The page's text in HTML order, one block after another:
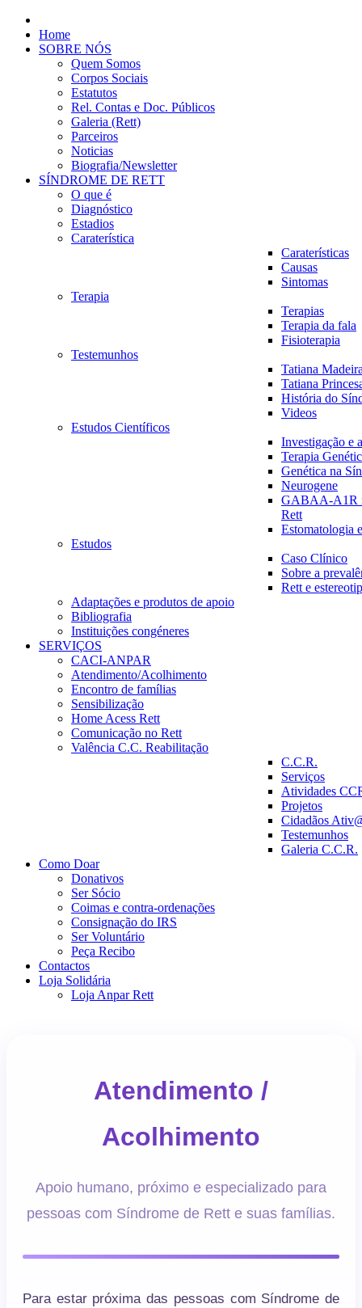
Home
SOBRE NÓS
Quem Somos
Corpos Sociais
Estatutos
Rel. Contas e Doc. Públicos
Galeria (Rett)
Parceiros
Noticias
Biografia/Newsletter
SÍNDROME DE RETT
O que é
Diagnóstico
Estadios
Caraterística
Caraterísticas
Causas
Sintomas
Terapia
Terapias
Terapia da fala
Fisioterapia
Testemunhos
Tatiana
Tatiana
História do
Videos
Estudos Científicos
Investigação e
Terapia
Genética na
Neurogene
GABAA-A1R
Rett
Estomatologia
Estudos
Caso Clínico
Sobre a
Rett e
Adaptações e produtos de apoio
Bibliografia
Instituições congéneres
SERVIÇOS
CACI-ANPAR
Atendimento/Acolhimento
Encontro de famílias
Sensibilização
Home Acess Rett
Comunicação no Rett
Valência C.C. Reabilitação
C.C.R.
Serviços
Atividades
Projetos
Cidadãos
Testemunhos
Galeria C.C.R.
Como Doar
Donativos
Ser Sócio
Coimas e contra-ordenações
Consignação do IRS
Ser Voluntário
Peça Recibo
Contactos
Loja Solidária
Loja Anpar Rett
Atendimento /
Acolhimento
Apoio humano, próximo e especializado para
pessoas com Síndrome de Rett e suas famílias.
Para estar próxima das pessoas com Síndrome de